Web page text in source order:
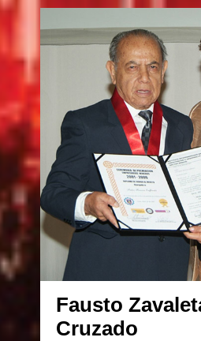
Fausto
Cruzado